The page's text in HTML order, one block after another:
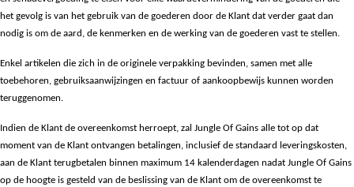
het gevolg is van het gebruik van de goederen door de Klant dat verder gaat dan
nodig is om de aard, de kenmerken en de werking van de goederen vast te stellen.
Enkel artikelen die zich in de originele verpakking bevinden, samen met alle
toebehoren, gebruiksaanwijzingen en factuur of aankoopbewijs kunnen worden
teruggenomen.
Indien de Klant de overeenkomst herroept, zal Jungle Of Gains alle tot op dat
moment van de Klant ontvangen betalingen, inclusief de standaard leveringskosten,
aan de Klant terugbetalen binnen maximum 14 kalenderdagen nadat Jungle Of Gains
op de hoogte is gesteld van de beslissing van de Klant om de overeenkomst te